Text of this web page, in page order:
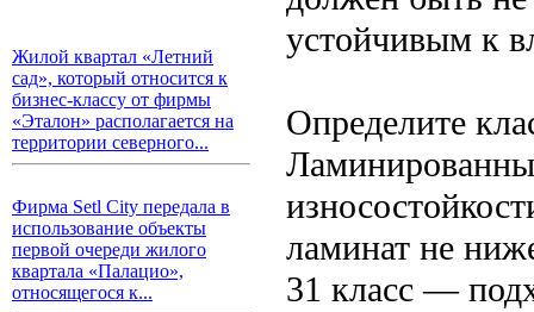
Жилой квартал «Летний
сад», который относится к
бизнес-классу от фирмы
«Эталон» располагается на
территории северного...
Фирма Setl City передала в
использование объекты
первой очереди жилого
квартала «Палацио»,
относящегося к...
устойчивым к
Определите
ламинат не
31 класс —